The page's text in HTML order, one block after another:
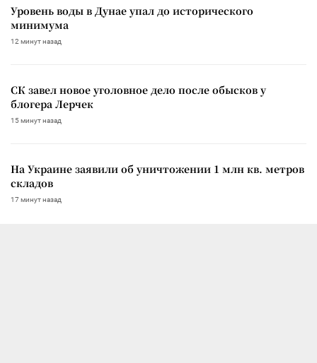
Уровень воды в Дунае упал до исторического
минимума
12 минут назад
СК завел новое уголовное дело после обысков у
блогера Лерчек
15 минут назад
На Украине заявили об уничтожении 1 млн кв. метров
складов
17 минут назад